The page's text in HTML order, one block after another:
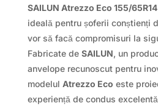
SAILUN Atrezzo Eco 155/
ideală pentru șoferii conștienți
vor să facă compromisuri la
Fabricate de SAILUN, un
anvelope recunoscut pentru
modelul Atrezzo Eco este
experiență de condus